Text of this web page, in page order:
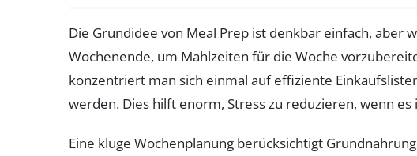
Die Grundidee von Meal Prep ist denkbar einfach, aber
Wochenende, um Mahlzeiten für die Woche
konzentriert man sich einmal auf effiziente
werden. Dies hilft enorm, Stress zu reduzieren, wenn
Eine kluge Wochenplanung berücksichtigt